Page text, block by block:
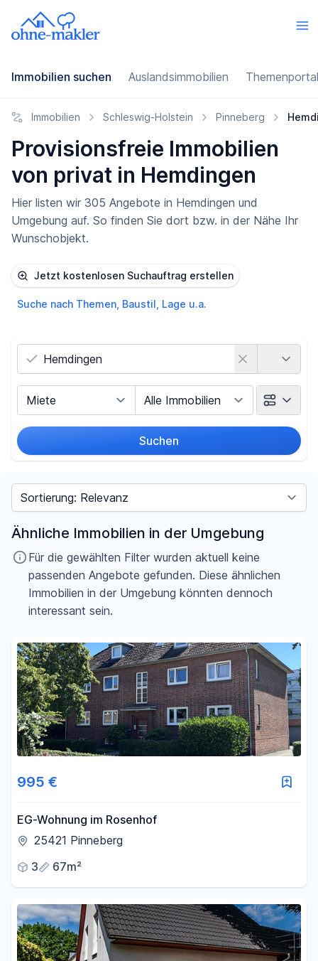
Immobilien suchen Auslandsimmobilien
Immobilien Schleswig-Holstein Pinneberg
Provisionsfreie Immobilien
von privat in Hemdingen
Hier listen wir 305 Angebote in Hemdingen und
Umgebung auf. So finden Sie dort bzw. in der Nähe Ihr
Wunschobjekt.
Jetzt kostenlosen Suchauftrag erstellen
Suche nach Themen, Baustil, Lage u.a.
Suchen
Preis
Fläche
- m²
Filter für Fläche zurücksetzen
Sortieren nach
Ähnliche Immobilien in der Umgebung
Für die gewählten Filter wurden aktuell keine
passenden Angebote gefunden. Diese ähnlichen
Immobilien in der Umgebung könnten dennoch
interessant sein.
995 €
EG-Wohnung im Rosenhof
25421 Pinneberg
3
67m²